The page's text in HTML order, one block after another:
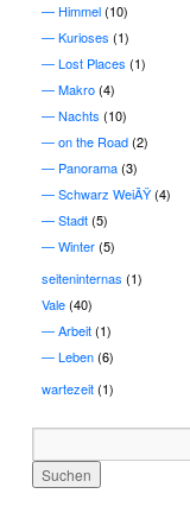
Himmel(10)
Kurioses (1)
Lost Places (1)
Makro(4)
Nachts (10)
on the Road(2)
Panorama(3)
Schwarz WeiÃŸ(4)
Stadt(5)
Winter(5)
seiteninternas (1)
Vale(40)
Arbeit(1)
Leben(6)
wartezeit(1)